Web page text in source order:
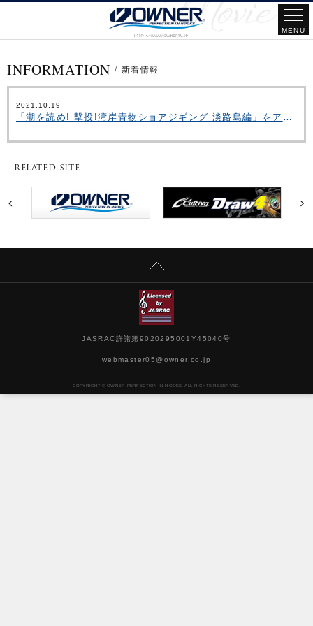
INFORMATION / 新着情報
2021.10.19
「潮を読め! 撃投!湾岸青物ショアジギング 淡路島編」をアップいたしました。
RELATED SITE
JASRAC許諾第9020295001Y45040号
webmaster05@owner.co.jp
COPYRIGHT © OWNER PERFECTION IN HOOKS. ALL RIGHTS RESERVED.